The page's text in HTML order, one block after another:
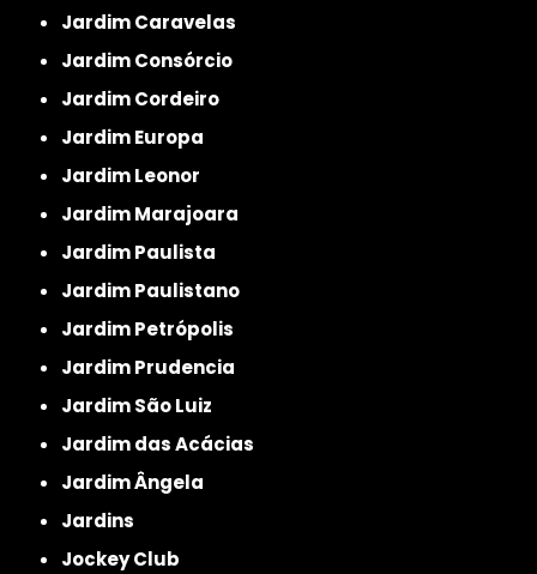
Jardim Caravelas
Jardim Consórcio
Jardim Cordeiro
Jardim Europa
Jardim Leonor
Jardim Marajoara
Jardim Paulista
Jardim Paulistano
Jardim Petrópolis
Jardim Prudencia
Jardim São Luiz
Jardim das Acácias
Jardim Ângela
Jardins
Jockey Club